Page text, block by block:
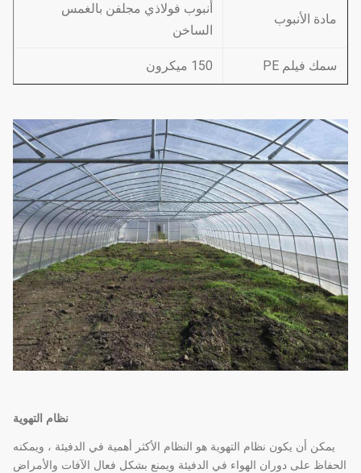
مادة الأنبوب
أنبوب فولاذي مجلفن بالغمس
الساخن
سمك فيلم PE 150 ميكرون
نظام التهوية
يمكن أن يكون نظام التهوية هو النظام الأكثر أهمية في الدفيئة ، ويمكنه
الحفاظ على دوران الهواء في الدفيئة ويمنع بشكل فعال الآفات والأمراض